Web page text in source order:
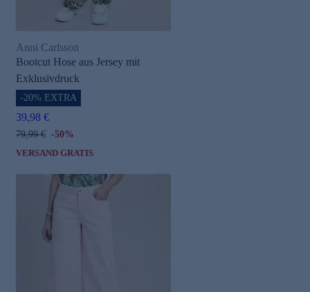
Anni Carlsson
Bootcut Hose aus Jersey mit
Exklusivdruck
-20% EXTRA
39,98 €
79,99 € -50%
VERSAND GRATIS